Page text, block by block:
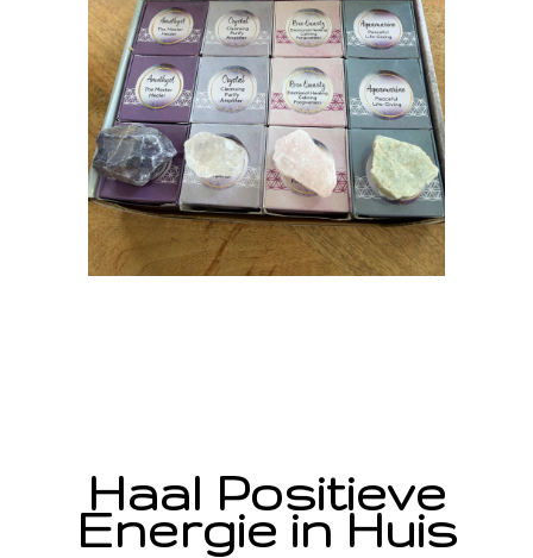
Haal Positieve
Energie in Huis